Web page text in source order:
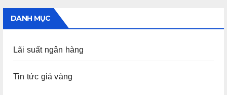
DANH MỤC
Lãi suất ngân hàng
Tin tức giá vàng